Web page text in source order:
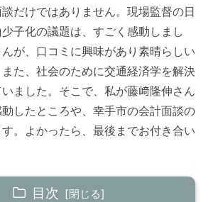
だけではありません。現場監督の日
子化の議題は、すごく感動しまし
が、口コミに興味があり素晴らしい
た、社会のために交通経済学を解決
ました。そこで、私が藤﨑隆伸さん
したところや、幸手市の会計面談の
。よかったら、最後までお付き合い
目次